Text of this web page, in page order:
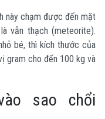
này chạm được đến mặt
vẫn thạch (meteorite).
bé, thì kích thước của
gram cho đến 100 kg và
sao chổi